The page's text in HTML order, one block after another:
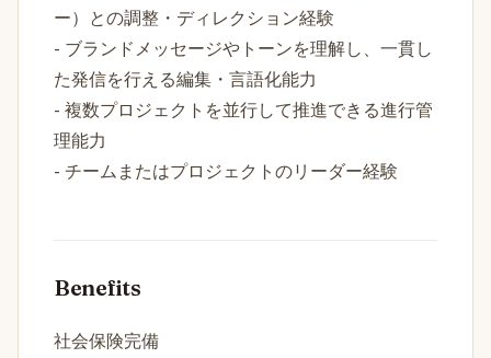
ー）との調整・ディレクション経験
- ブランドメッセージやトーンを理解し、一貫し
た発信を行える編集・言語化能力
- 複数プロジェクトを並行して推進できる進行管
理能力
- チームまたはプロジェクトのリーダー経験
Benefits
社会保険完備